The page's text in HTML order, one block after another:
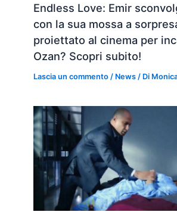
Endless Love: Emir
con la sua mossa a
proiettato al cinema per
Ozan? Scopri subito!
Lascia un commento / News / Di